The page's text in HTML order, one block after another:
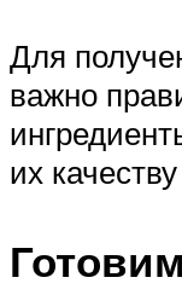
Для
важно
их качеству